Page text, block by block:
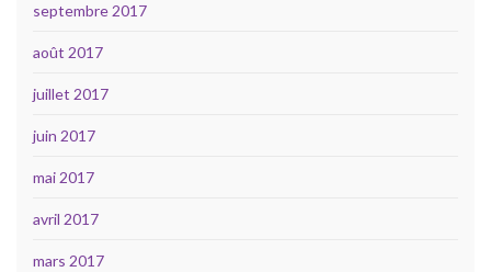
septembre 2017
août 2017
juillet 2017
juin 2017
mai 2017
avril 2017
mars 2017